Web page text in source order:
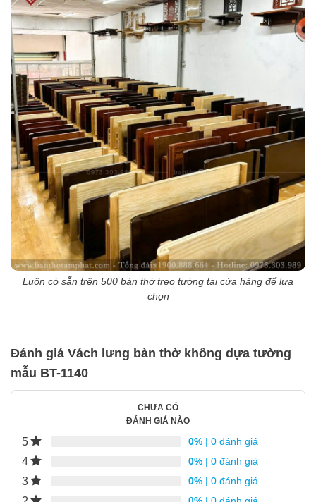
Luôn có sẵn trên 500 bàn thờ treo tường tại cửa hàng để lựa
chọn
Đánh giá Vách lưng bàn thờ không dựa tường
mẫu BT-1140
CHƯA CÓ
ĐÁNH GIÁ NÀO
5 0% | 0 đánh giá
4 0% | 0 đánh giá
3 0% | 0 đánh giá